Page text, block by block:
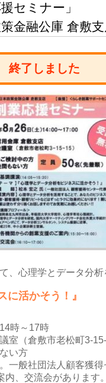
セミナー」
金融公庫 倉敷
終了しました
、心理学とデータ分析
に活かそう！』
時～17時
室（倉敷市老松町3-
い方
一般社団法人顧客獲
内、交流会があります